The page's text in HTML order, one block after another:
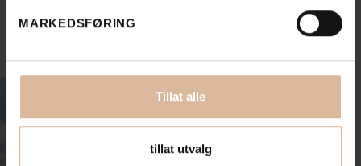
MARKEDSFØRING
Tillat alle
tillat utvalg